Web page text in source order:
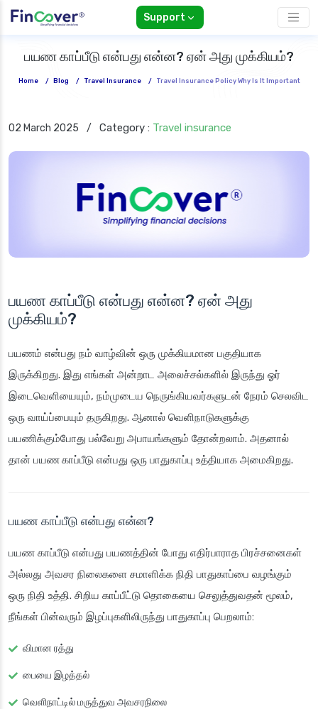
Support
பயண காப்பீடு என்பது என்ன? ஏன் அது முக்கியம்?
Home / Blog / Travel Insurance / Travel Insurance Policy Why Is It Important
02 March 2025 / Category : Travel insurance
பயண காப்பீடு என்பது என்ன? ஏன் அது
முக்கியம்?
பயணம் என்பது நம் வாழ்வின் ஒரு முக்கியமான பகுதியாக
இருக்கிறது. இது எங்கள் அன்றாட அலைச்சல்களில் இருந்து ஓர்
இடைவெளியையும், நம்முடைய நெருங்கியவர்களுடன் நேரம் செலவிட
ஒரு வாய்ப்பையும் தருகிறது. ஆனால் வெளிநாடுகளுக்கு
பயணிக்கும்போது பல்வேறு அபாயங்களும் தோன்றலாம். அதனால்
தான் பயண காப்பீடு என்பது ஒரு பாதுகாப்பு உத்தியாக அமைகிறது.
பயண காப்பீடு என்பது என்ன?
பயண காப்பீடு என்பது பயணத்தின் போது எதிர்பாராத பிரச்சனைகள்
அல்லது அவசர நிலைகளை சமாளிக்க நிதி பாதுகாப்பை வழங்கும்
ஒரு நிதி உத்தி. சிறிய காப்பீட்டு தொகையை செலுத்துவதன் மூலம்,
நீங்கள் பின்வரும் இழப்புகளிலிருந்து பாதுகாப்பு பெறலாம்:
விமான ரத்து
பையை இழத்தல்
வெளிநாட்டில் மருத்துவ அவசரநிலை